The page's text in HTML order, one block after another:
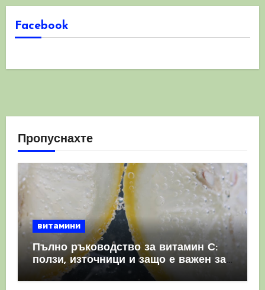
Facebook
Пропуснахте
витамини
Пълно ръководство за витамин С:
ползи, източници и защо е важен за
имунната система